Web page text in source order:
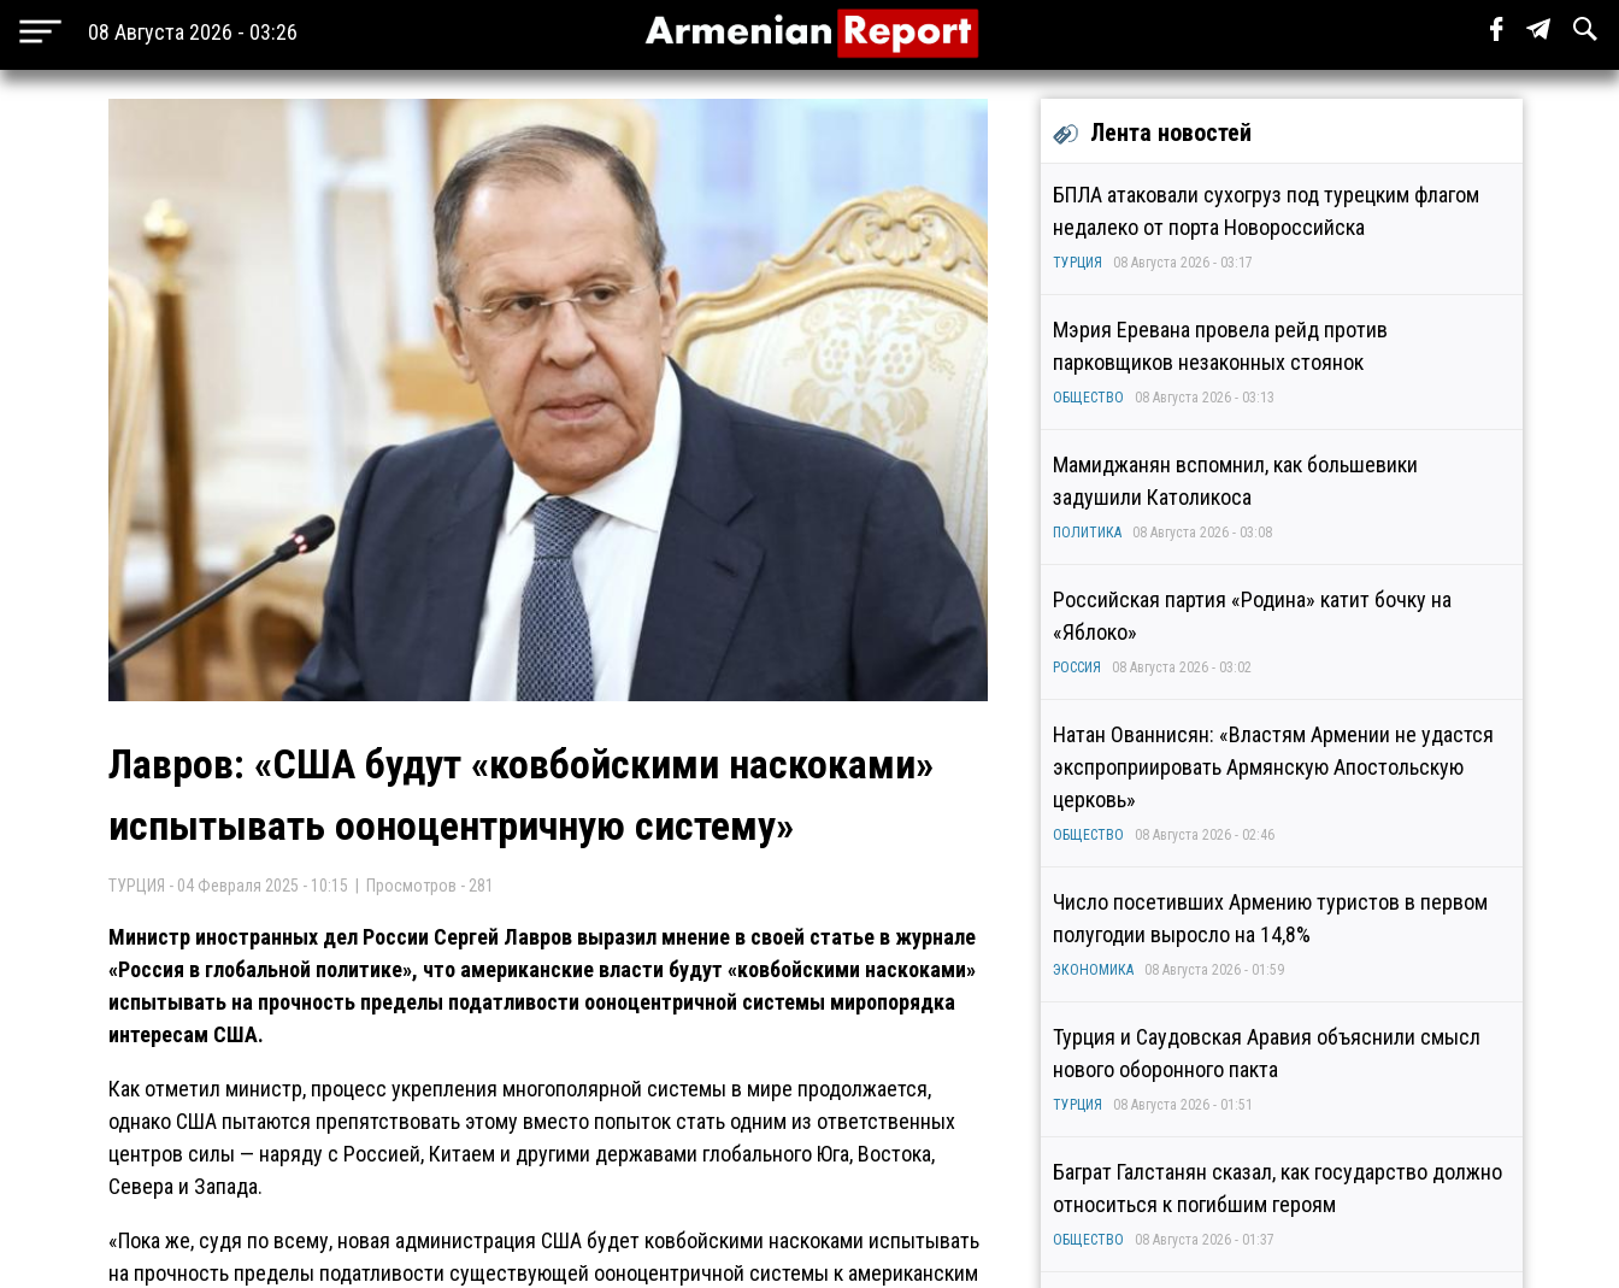
08 Августа 2026 - 03:26
Лавров: «США будут «ковбойскими наскоками»
испытывать ооноцентричную систему»
ТУРЦИЯ - 04 Февраля 2025 - 10:15 | Просмотров - 281
Министр иностранных дел России Сергей Лавров выразил мнение в своей статье в журнале
«Россия в глобальной политике», что американские власти будут «ковбойскими наскоками»
испытывать на прочность пределы податливости ооноцентричной системы миропорядка
интересам США.
Как отметил министр, процесс укрепления многополярной системы в мире продолжается,
однако США пытаются препятствовать этому вместо попыток стать одним из ответственных
центров силы — наряду с Россией, Китаем и другими державами глобального Юга, Востока,
Севера и Запада.
«Пока же, судя по всему, новая администрация США будет ковбойскими наскоками испытывать
на прочность пределы податливости существующей ооноцентричной системы к американским
Лента новостей
БПЛА атаковали сухогруз под турецким флагом
недалеко от порта Новороссийска
ТУРЦИЯ 08 Августа 2026 - 03:17
Мэрия Еревана провела рейд против
парковщиков незаконных стоянок
ОБЩЕСТВО 08 Августа 2026 - 03:13
Мамиджанян вспомнил, как большевики
задушили Католикоса
ПОЛИТИКА 08 Августа 2026 - 03:08
Российская партия «Родина» катит бочку на
«Яблоко»
РОССИЯ 08 Августа 2026 - 03:02
Натан Ованнисян: «Властям Армении не удастся
экспроприировать Армянскую Апостольскую
церковь»
ОБЩЕСТВО 08 Августа 2026 - 02:46
Число посетивших Армению туристов в первом
полугодии выросло на 14,8%
ЭКОНОМИКА 08 Августа 2026 - 01:59
Турция и Саудовская Аравия объяснили смысл
нового оборонного пакта
ТУРЦИЯ 08 Августа 2026 - 01:51
Баграт Галстанян сказал, как государство должно
относиться к погибшим героям
ОБЩЕСТВО 08 Августа 2026 - 01:37